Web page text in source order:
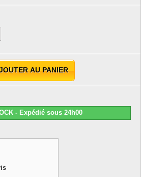
AU PANIER
- Expédié sous 24h00